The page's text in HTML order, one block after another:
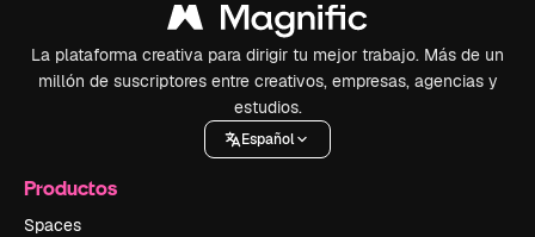
La plataforma creativa para dirigir tu mejor trabajo. Más de un
millón de suscriptores entre creativos, empresas, agencias y
estudios.
Español
Productos
Spaces